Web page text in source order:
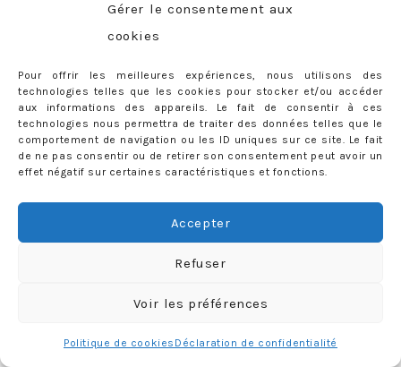
Gérer le consentement aux
cookies
Pour offrir les meilleures expériences, nous utilisons des
technologies telles que les cookies pour stocker et/ou accéder
aux informations des appareils. Le fait de consentir à ces
technologies nous permettra de traiter des données telles que le
comportement de navigation ou les ID uniques sur ce site. Le fait
de ne pas consentir ou de retirer son consentement peut avoir un
effet négatif sur certaines caractéristiques et fonctions.
Accepter
Refuser
Voir les préférences
Politique de cookies Déclaration de confidentialité
CONTACT
priscilla@mercredie.com
mercredie